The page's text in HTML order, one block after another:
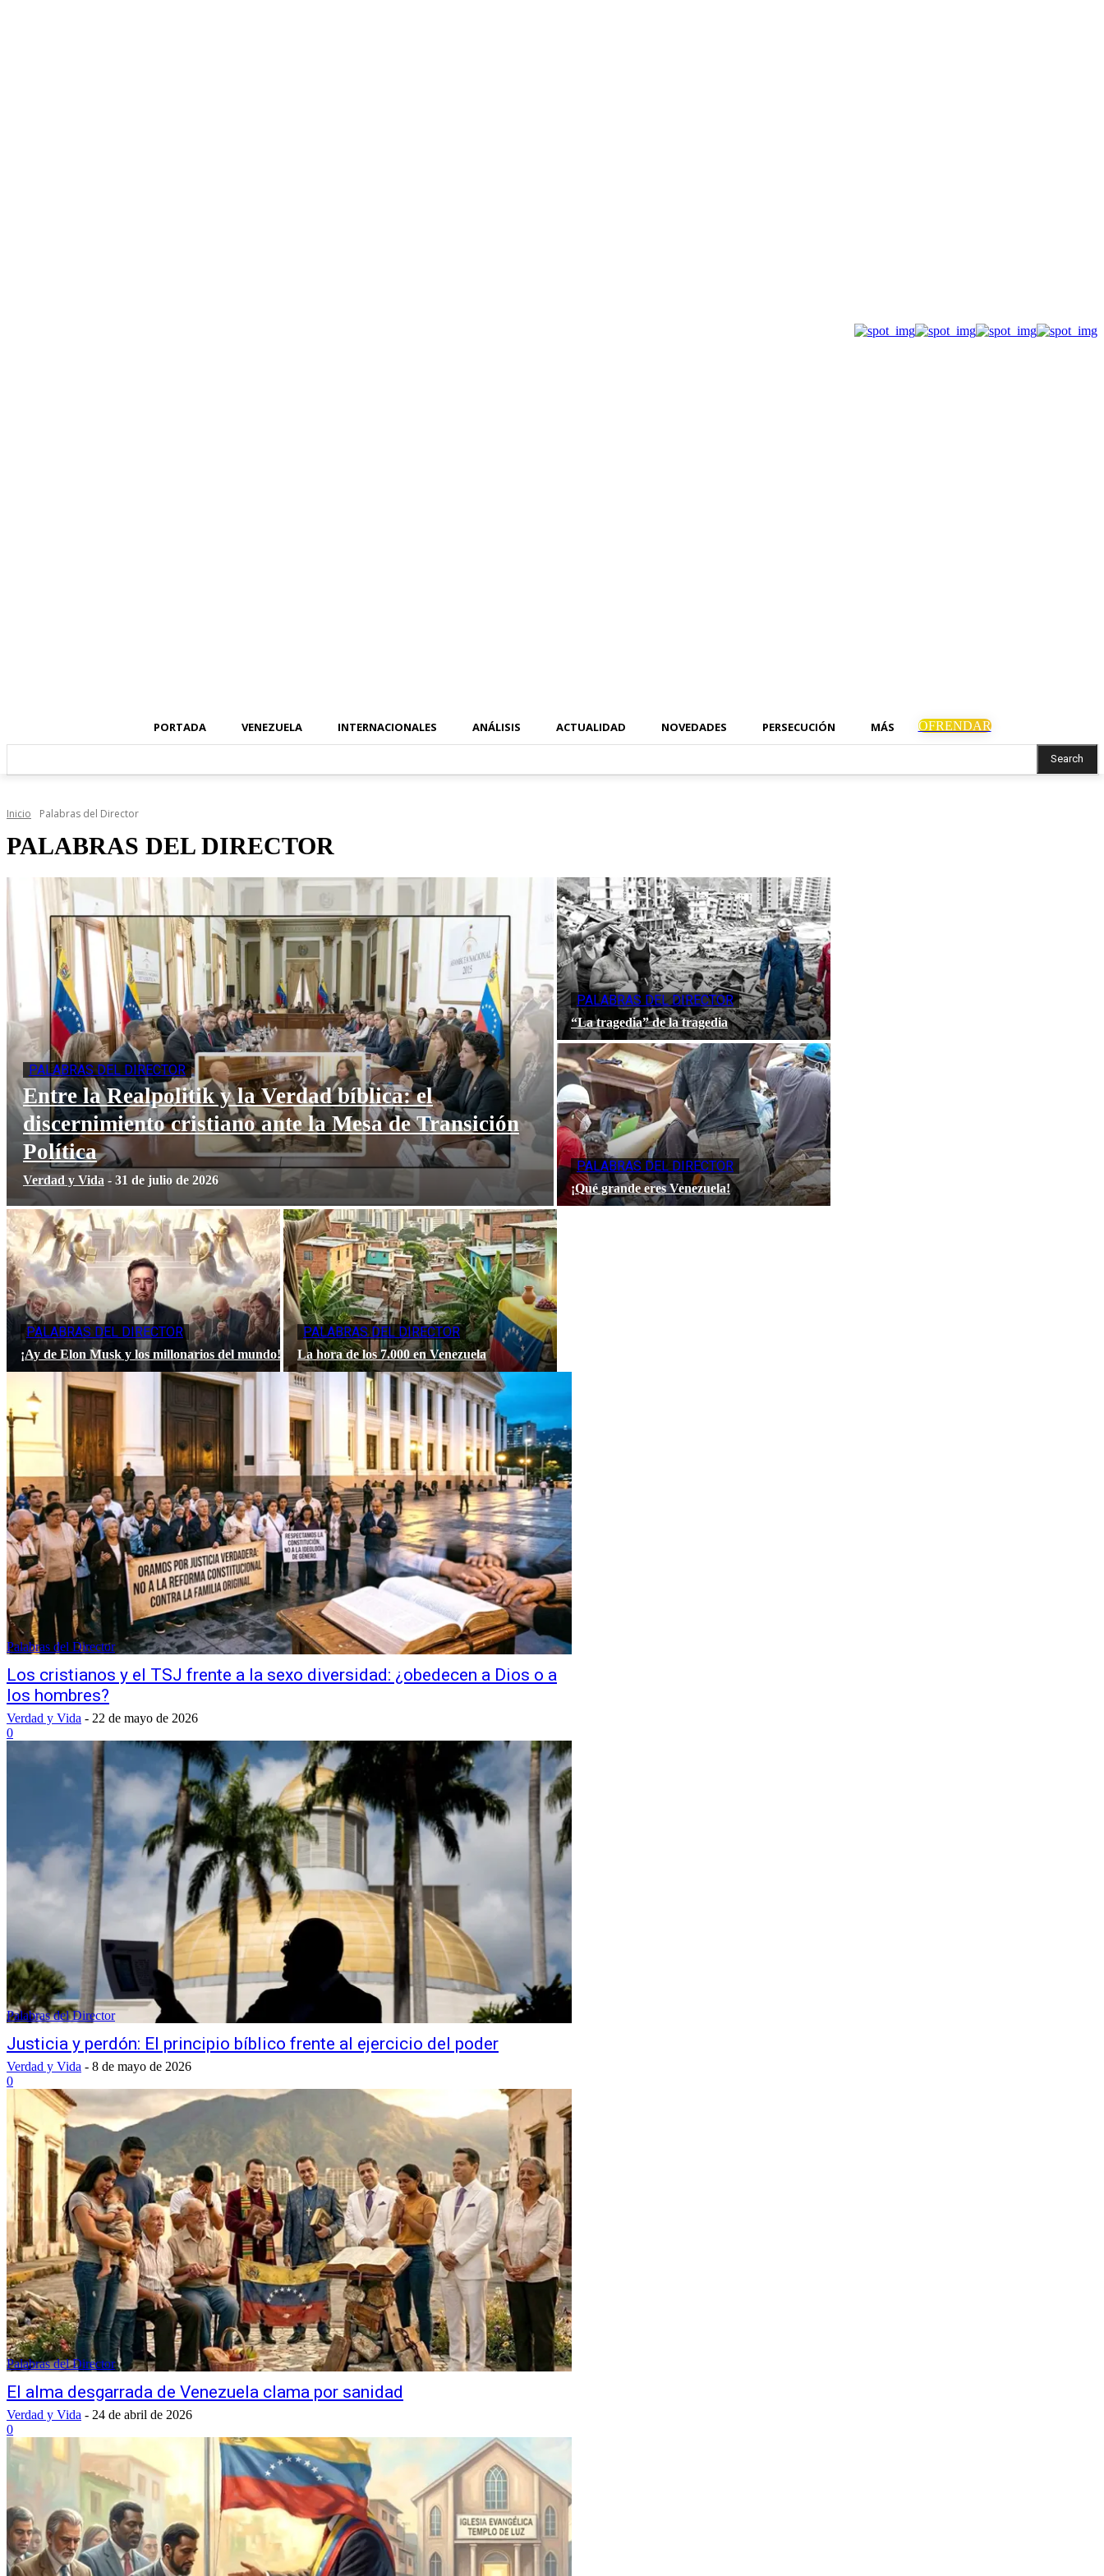
PORTADA VENEZUELA INTERNACIONALES ANÁLISIS ACTUALIDAD NOVEDADES PERSECUCIÓN MÁS OFRENDAR
Search
Inicio Palabras del Director
PALABRAS DEL DIRECTOR
PALABRAS DEL DIRECTOR
Entre la Realpolitik y la Verdad bíblica: el
discernimiento cristiano ante la Mesa de Transición
Política
Verdad y Vida - 31 de julio de 2026
PALABRAS DEL DIRECTOR
“La tragedia” de la tragedia
PALABRAS DEL DIRECTOR
¡Qué grande eres Venezuela!
PALABRAS DEL DIRECTOR
¡Ay de Elon Musk y los millonarios del mundo!
PALABRAS DEL DIRECTOR
La hora de los 7.000 en Venezuela
Palabras del Director
Los cristianos y el TSJ frente a la sexo diversidad: ¿obedecen a Dios o a
los hombres?
Verdad y Vida - 22 de mayo de 2026
0
Palabras del Director
Justicia y perdón: El principio bíblico frente al ejercicio del poder
Verdad y Vida - 8 de mayo de 2026
0
Palabras del Director
El alma desgarrada de Venezuela clama por sanidad
Verdad y Vida - 24 de abril de 2026
0